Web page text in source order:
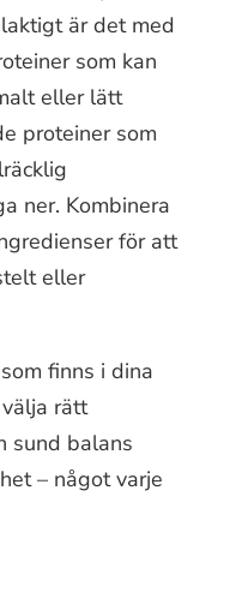
är det med
som kan
eller lätt
proteiner som
ner. Kombinera
för att
eller
finns i dina
rätt
sund balans
– något varje